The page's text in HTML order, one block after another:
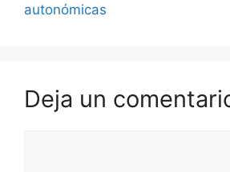
autonómicas
Deja un